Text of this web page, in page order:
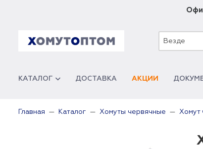
Везде
КАТАЛОГ ДОСТАВКА АКЦИИ
Главная Каталог Хомуты червячные Хомут